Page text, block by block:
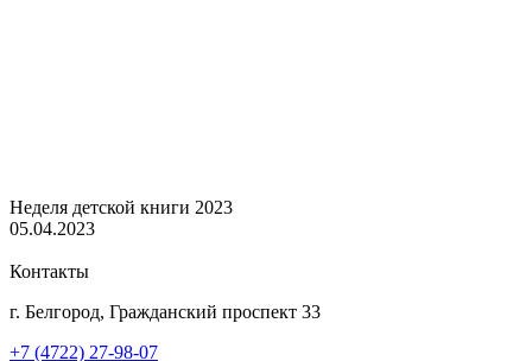
Неделя детской книги 2023
05.04.2023
Контакты
г. Белгород, Гражданский проспект 33
+7 (4722) 27-98-07